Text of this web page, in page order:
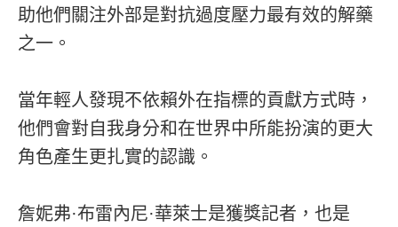
助他們關注外部是對抗過度壓力最有效的解藥
之一。
當年輕人發現不依賴外在指標的貢獻方式時，
他們會對自我身分和在世界中所能扮演的更大
角色產生更扎實的認識。
詹妮弗·布雷內尼·華萊士是獲獎記者，也是